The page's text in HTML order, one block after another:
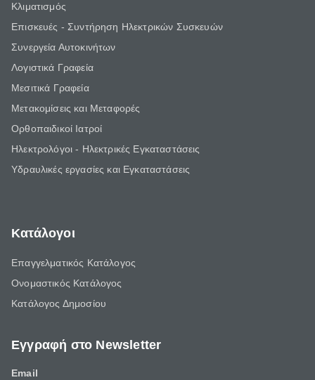
Κλιματισμός
Επισκευές - Συντήρηση Ηλεκτρικών Συσκευών
Συνεργεία Αυτοκινήτων
Λογιστικά Γραφεία
Μεσιτικά Γραφεία
Μετακομίσεις και Μεταφορές
Ορθοπαιδικοί Ιατροί
Ηλεκτρολόγοι - Ηλεκτρικές Εγκαταστάσεις
Υδραυλικές εργασίες και Εγκαταστάσεις
Κατάλογοι
Επαγγελματικός Κατάλογος
Ονομαστικός Κατάλογος
Κατάλογος Δημοσίου
Εγγραφή στο Newsletter
Email